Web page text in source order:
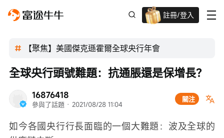
註冊/登入
【聚焦】美國傑克遜霍爾全球央行年會
16876418
參與了話題 · 2021/08/28 11:04
關注
全球央行頭號難題：抗通脹還是保增長？
如今各國央行行長面臨的一個大難題：波及全球的